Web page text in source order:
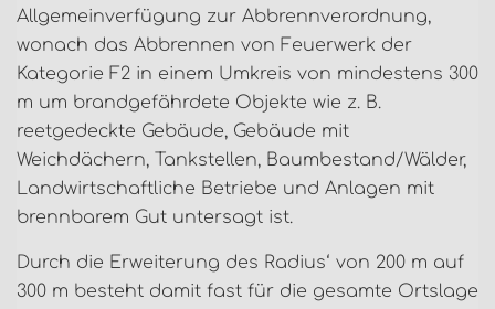
Allgemeinverfügung zur Abbrennverordnung,
wonach das Abbrennen von Feuerwerk der
Kategorie F2 in einem Umkreis von mindestens 300
m um brandgefährdete Objekte wie z. B.
reetgedeckte Gebäude, Gebäude mit
Weichdächern, Tankstellen, Baumbestand/Wälder,
Landwirtschaftliche Betriebe und Anlagen mit
brennbarem Gut untersagt ist.
Durch die Erweiterung des Radius‘ von 200 m auf
300 m besteht damit fast für die gesamte Ortslage